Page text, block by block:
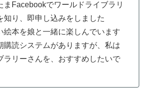
まFacebookでワールドライブラリ
知り、即申し込みをしました
絵本を娘と一緒に楽しんでいます
購読システムがありますが、私は
ラリーさんを、おすすめしたいで